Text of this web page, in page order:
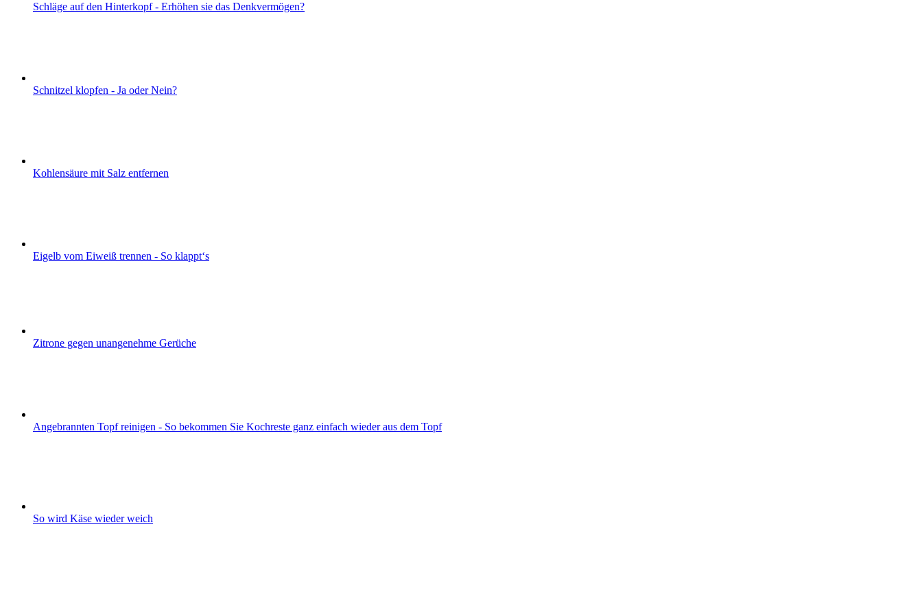
Schläge auf den Hinterkopf - Erhöhen sie das Denkvermögen?
Schnitzel klopfen - Ja oder Nein?
Kohlensäure mit Salz entfernen
Eigelb vom Eiweiß trennen - So klappt‘s
Zitrone gegen unangenehme Gerüche
Angebrannten Topf reinigen - So bekommen Sie Kochreste ganz einfach wieder aus dem Topf
So wird Käse wieder weich